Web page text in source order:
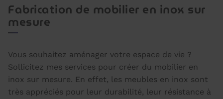
Fabrication de mobilier en inox sur
mesure
Vous souhaitez aménager votre espace de vie ?
Sollicitez mes services pour créer du mobilier en
inox sur mesure. En effet, les meubles en inox sont
très appréciés pour leur durabilité, leur résistance à